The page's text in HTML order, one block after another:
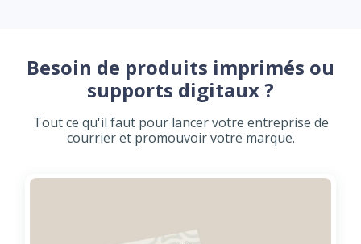
Besoin de produits imprimés ou
supports digitaux ?
Tout ce qu'il faut pour lancer votre entreprise de
courrier et promouvoir votre marque.